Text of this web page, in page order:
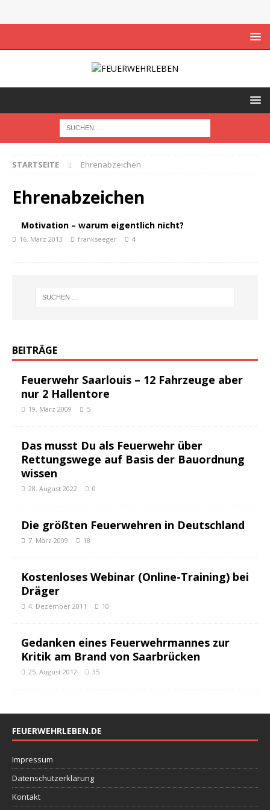
STARTSEITE Ehrenabzeichen
Ehrenabzeichen
Motivation – warum eigentlich nicht?
16. März 2013 frankseeger 4
BEITRÄGE
Feuerwehr Saarlouis – 12 Fahrzeuge aber
nur 2 Hallentore
19. März 2009 5
Das musst Du als Feuerwehr über
Rettungswege auf Basis der Bauordnung
wissen
28. August 2022 0
Die größten Feuerwehren in Deutschland
7. März 2009 18
Kostenloses Webinar (Online-Training) bei
Dräger
4. Dezember 2011 10
Gedanken eines Feuerwehrmannes zur
Kritik am Brand von Saarbrücken
25. August 2012 35
FEUERWEHRLEBEN.DE
Impressum
Datenschutzerklärung
Kontakt